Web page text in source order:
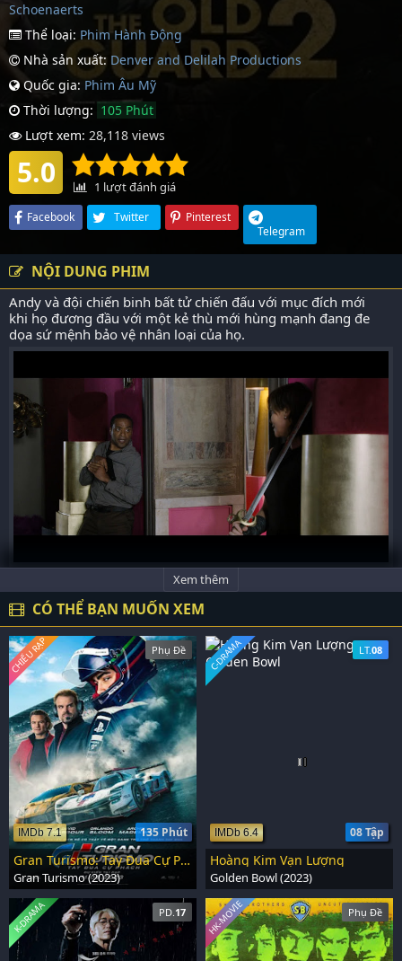
Schoenaerts
Thể loại: Phim Hành Động
Nhà sản xuất: Denver and Delilah Productions
Quốc gia: Phim Âu Mỹ
Thời lượng: 105 Phút
Lượt xem: 28,118 views
5.0 1 lượt đánh giá
Facebook Twitter
Pinterest
Telegram
NỘI DUNG PHIM
Andy và đội chiến binh bất tử chiến đấu với mục đích mới
khi họ đương đầu với một kẻ thù mới hùng mạnh đang đe
dọa sứ mệnh bảo vệ nhân loại của họ.
Xem thêm
CÓ THỂ BẠN MUỐN XEM
Phụ Đề
135 Phút
IMDb 7.1
CHIẾU RẠP
Gran Turismo: Tay Đua Cự Phách
Gran Turismo (2023)
LT.08
08 Tập
IMDb 6.4
C-DRAMA
Hoàng Kim Vạn Lượng
Golden Bowl (2023)
PD. 17
K-DRAMA Phụ Đề
HK-MOVIE